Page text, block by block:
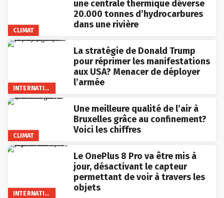
CLIMAT
une centrale thermique déverse
20.000 tonnes d’hydrocarbures
dans une rivière
INTERNATIONAL
La stratégie de Donald Trump
pour réprimer les manifestations
aux USA? Menacer de déployer
l’armée
CLIMAT
Une meilleure qualité de l’air à
Bruxelles grâce au confinement?
Voici les chiffres
INTERNATIONAL
Le OnePlus 8 Pro va être mis à
jour, désactivant le capteur
permettant de voir à travers les
objets